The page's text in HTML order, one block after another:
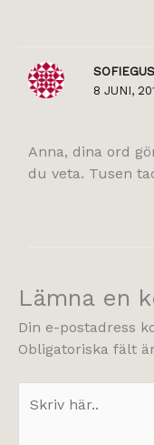
8 JUNI,
Anna, dina ord
du veta. Tusen
Lämna en
Din e-postadress
Obligatoriska fält
här..